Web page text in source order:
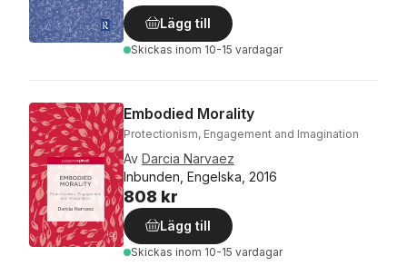
Lägg till
Skickas inom 10-15 vardagar
Embodied Morality
Protectionism, Engagement and Imagination
Av Darcia Narvaez
Inbunden, Engelska, 2016
808 kr
Lägg till
Skickas inom 10-15 vardagar